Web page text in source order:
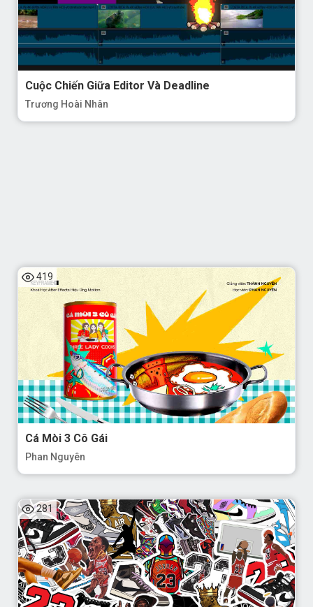
Cuộc Chiến Giữa Editor Và Deadline
Trương Hoài Nhân
419
Cá Mòi 3 Cô Gái
Phan Nguyên
281